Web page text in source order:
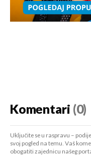
Komentari (0)
Uključite se u raspravu –
svoj pogled na temu. Vaš
obogatiti zajednicu našeg